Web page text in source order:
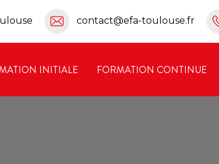
contact@efa-toulouse.fr
INITIALE FORMATION CONTINUE